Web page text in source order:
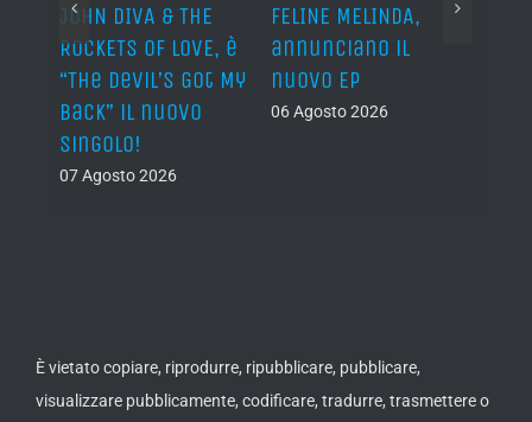
JOHN DIVA & THE
ROCKETS OF LOVE, è
“The Devil’s Got My
Back” il nuovo
singolo!
07 Agosto 2026
FELINE MELINDA,
annunciano il
nuovo EP
06 Agosto 2026
È vietato copiare, riprodurre, ripubblicare, pubblicare,
visualizzare pubblicamente, codificare, tradurre, trasmettere o